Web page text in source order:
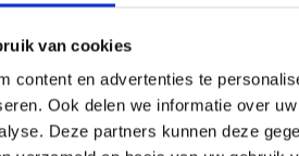
van cookies
content en advertenties te
Ook delen we informatie over
Deze partners kunnen deze